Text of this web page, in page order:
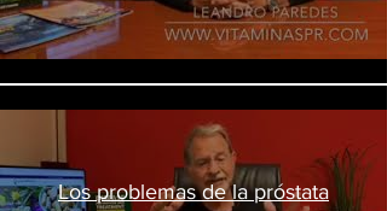
Los problemas de la próstata